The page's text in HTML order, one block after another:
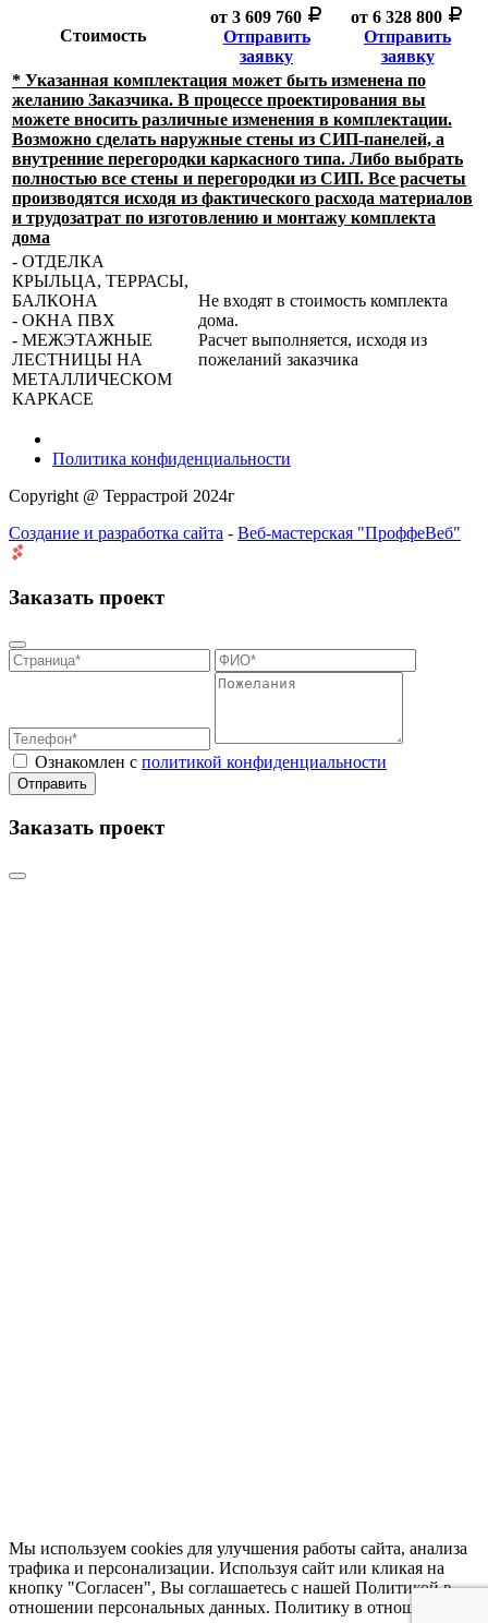
Стоимость
от 3 609 760
Отправить
заявку
от 6 328 800
Отправить
заявку
* Указанная комплектация может быть изменена по
желанию Заказчика. В процессе проектирования вы
можете вносить различные изменения в комплектации.
Возможно сделать наружные стены из СИП-панелей, а
внутренние перегородки каркасного типа. Либо выбрать
полностью все стены и перегородки из СИП. Все расчеты
производятся исходя из фактического расхода материалов
и трудозатрат по изготовлению и монтажу комплекта
дома
- ОТДЕЛКА
КРЫЛЬЦА, ТЕРРАСЫ,
БАЛКОНА
- ОКНА ПВХ
- МЕЖЭТАЖНЫЕ
ЛЕСТНИЦЫ НА
МЕТАЛЛИЧЕСКОМ
КАРКАСЕ
Не входят в стоимость комплекта
дома.
Расчет выполняется, исходя из
пожеланий заказчика
Политика конфиденциальности
Copyright @ Террастрой 2024г
Создание и разработка сайта - Веб-мастерская "ПроффеВеб"
Заказать проект
Ознакомлен с политикой конфиденциальности
Отправить
Заказать проект
Мы используем cookies для улучшения работы сайта, анализа
трафика и персонализации. Используя сайт или кликая на
кнопку "Согласен", Вы соглашаетесь с нашей Политикой в
отношении персональных данных. Политику в отношении